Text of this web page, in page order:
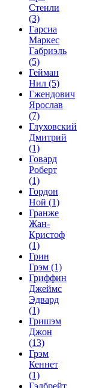
Стенли
(3)
Гарсиа
Маркес
Габриэль
(5)
Гейман
Нил (5)
Гжендович
Ярослав
(7)
Глуховский
Дмитрий
(1)
Говард
Роберт
(1)
Гордон
Ной (1)
Гранже
Жан-
Кристоф
(1)
Грин
Грэм (1)
Гриффин
Джеймс
Эдвард
(1)
Гришэм
Джон
(13)
Грэм
Кеннет
(1)